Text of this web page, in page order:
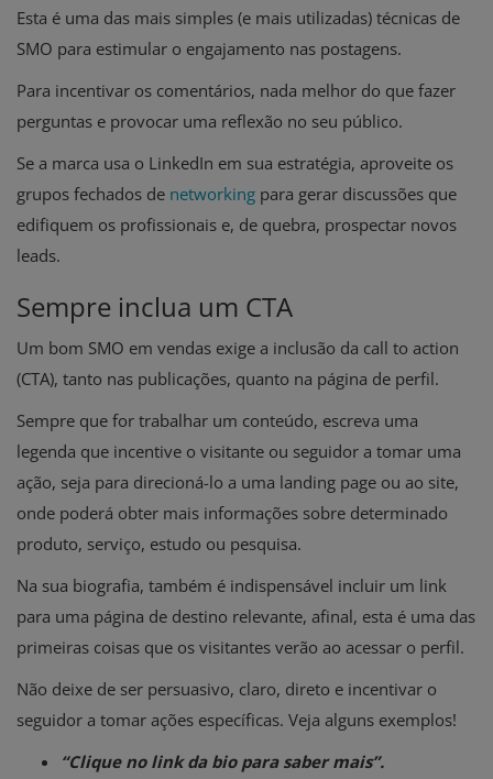
Esta é uma das mais simples (e mais utilizadas) técnicas de
SMO para estimular o engajamento nas postagens.
Para incentivar os comentários, nada melhor do que fazer
perguntas e provocar uma reflexão no seu público.
Se a marca usa o LinkedIn em sua estratégia, aproveite os
grupos fechados de networking para gerar discussões que
edifiquem os profissionais e, de quebra, prospectar novos
leads.
Sempre inclua um CTA
Um bom SMO em vendas exige a inclusão da call to action
(CTA), tanto nas publicações, quanto na página de perfil.
Sempre que for trabalhar um conteúdo, escreva uma
legenda que incentive o visitante ou seguidor a tomar uma
ação, seja para direcioná-lo a uma landing page ou ao site,
onde poderá obter mais informações sobre determinado
produto, serviço, estudo ou pesquisa.
Na sua biografia, também é indispensável incluir um link
para uma página de destino relevante, afinal, esta é uma das
primeiras coisas que os visitantes verão ao acessar o perfil.
Não deixe de ser persuasivo, claro, direto e incentivar o
seguidor a tomar ações específicas. Veja alguns exemplos!
“Clique no link da bio para saber mais”.